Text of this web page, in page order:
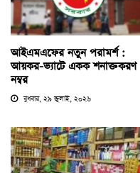
আইএমএফের নতুন পরামর্শ :
আয়কর-ভ্যাটে একক শনাক্তকরণ
নম্বর
বুধবার, ২৯ জুলাই, ২০২৬